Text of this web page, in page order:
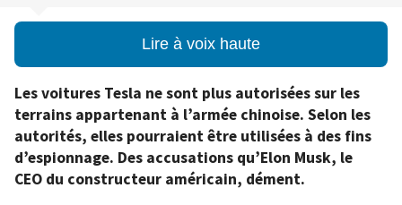
Lire à voix haute
Les voitures Tesla ne sont plus autorisées sur les
terrains appartenant à l’armée chinoise. Selon les
autorités, elles pourraient être utilisées à des fins
d’espionnage. Des accusations qu’Elon Musk, le
CEO du constructeur américain, dément.